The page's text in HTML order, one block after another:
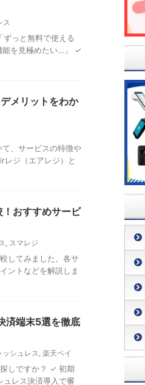
ス
っと無料で使える
能を見極めたい…」 ✓
メリットをわか
、サービスの特徴や
レジ（エアレジ）と
おすすめサービ
, スマレジ
してみました。各サ
ントなどを解説しま
済端末5選を徹底
ッシュレス, 楽天ペイ
しですか？ ✓ 初期
レス決済導入で審